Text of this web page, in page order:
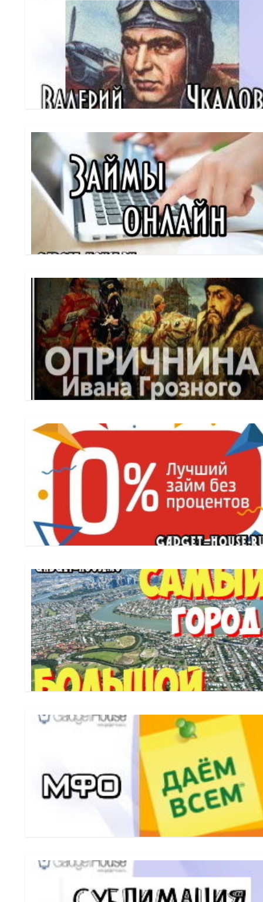
пути Огромное количество знаменитых людей родилось
стал исключением и прославленный советский ...
от такой же процедуры в обычном ...
называют государственную политику террора, которая
реально работающих по факту способов получения
человечества. Из маленьких поселений и местных
развивается. Займы на любые цели доступны